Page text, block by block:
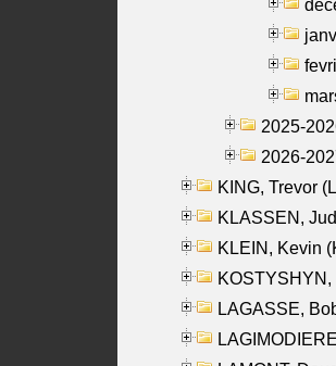
2025-
2026-
KING, Trevor
KLASSEN,
KLEIN, Kevin
LAGASSE,